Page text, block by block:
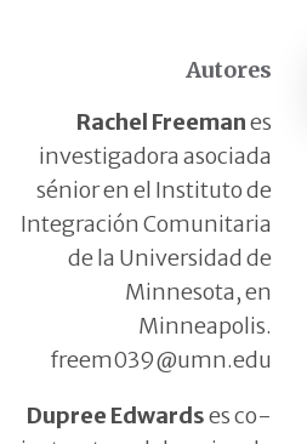
Autores
Rachel Freemanes
investigadora asociada
sénior en el Instituto de
Integración Comunitaria
de la Universidad de
Minnesota, en
Minneapolis.
freem039@umn.edu
Dupree Edwardses co-